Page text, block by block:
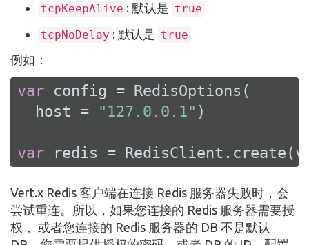
tcpKeepAlive : 默认是 true
tcpNoDelay : 默认是 true
例如：
var config = RedisOptions(
  host =
"127.0.0.1" )
var redis =
Vert.x Redis 客户端在连接 Redis 服务器失败时，会
尝试重连。所以，如果您连接的 Redis 服务器需要授
权， 或者您连接的 Redis 服务器的 DB 不是默认